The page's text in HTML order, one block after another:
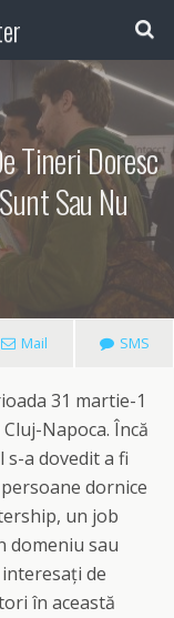
Tineri Doresc
Sau Nu
Mail SMS
31 martie-1
Napoca. Încă
s-a dovedit a fi
dornice
un job
domeniu sau
de
în această